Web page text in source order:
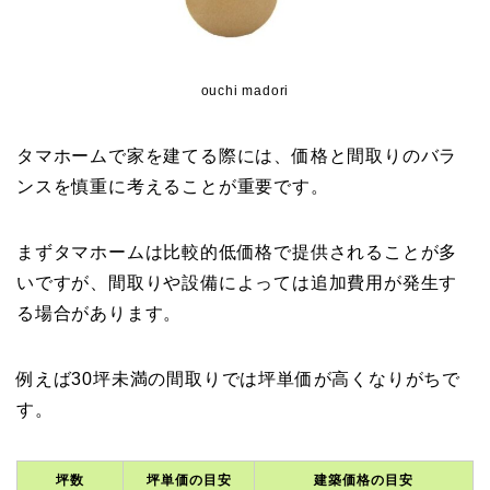
ouchi madori
タマホームで家を建てる際には、価格と間取りのバラ
ンスを慎重に考えることが重要です。
まずタマホームは比較的低価格で提供されることが多
いですが、間取りや設備によっては追加費用が発生す
る場合があります。
例えば30坪未満の間取りでは坪単価が高くなりがちで
す。
坪数 坪単価の目安 建築価格の目安